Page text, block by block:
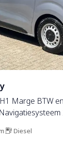
Marge BTW
voor particulier
Diesel